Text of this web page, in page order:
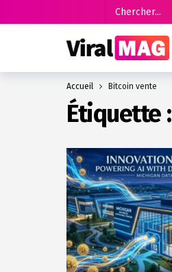
Accueil Bitcoin vente
Étiquette :